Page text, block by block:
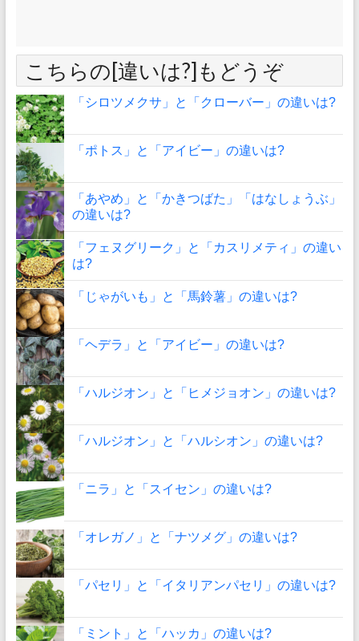
こちらの[違いは?]もどうぞ
「シロツメクサ」と「クローバー」の違いは?
「ポトス」と「アイビー」の違いは?
「あやめ」と「かきつばた」「はなしょうぶ」
の違いは?
「フェヌグリーク」と「カスリメティ」の違い
は?
「じゃがいも」と「馬鈴薯」の違いは?
「ヘデラ」と「アイビー」の違いは?
「ハルジオン」と「ヒメジョオン」の違いは?
「ハルジオン」と「ハルシオン」の違いは?
「ニラ」と「スイセン」の違いは?
「オレガノ」と「ナツメグ」の違いは?
「パセリ」と「イタリアンパセリ」の違いは?
「ミント」と「ハッカ」の違いは?